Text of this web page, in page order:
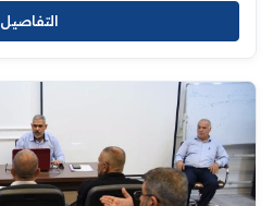
التفاصيل